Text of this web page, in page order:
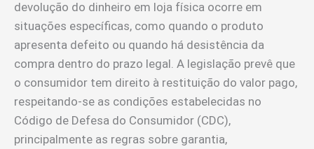
devolução do dinheiro em loja física ocorre em
situações específicas, como quando o produto
apresenta defeito ou quando há desistência da
compra dentro do prazo legal. A legislação prevê que
o consumidor tem direito à restituição do valor pago,
respeitando-se as condições estabelecidas no
Código de Defesa do Consumidor (CDC),
principalmente as regras sobre garantia,